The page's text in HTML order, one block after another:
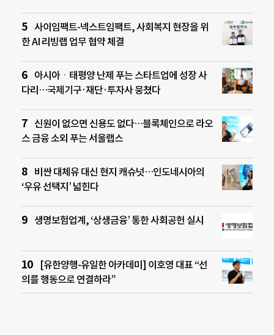
사이임팩트-넥스트임팩트, 사회복지 현장을 위
한 AI 리빙랩 업무 협약 체결
아시아ㆍ태평양 난제 푸는 스타트업에 성장 사
다리…국제기구·재단·투자사 뭉쳤다
신원이 없으면 신용도 없다…블록체인으로 라오
스 금융 소외 푸는 서울랩스
비싼 대체유 대신 현지 캐슈넛…인도네시아의
‘우유 선택지’ 넓힌다
생명보험업계, ‘상생금융’ 통한 사회공헌 실시
[유한양행-유일한 아카데미] 이호영 대표 “선
의를 행동으로 연결하라”